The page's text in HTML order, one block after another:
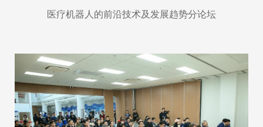
医疗机器人的前沿技术及发展趋势分论坛